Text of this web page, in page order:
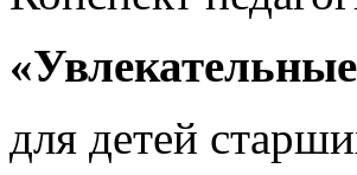
для детей